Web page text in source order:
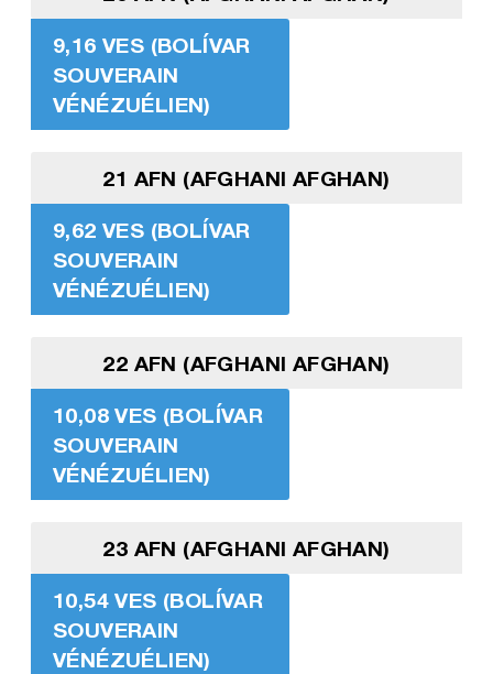
9,16 VES (BOLÍVAR
SOUVERAIN
VÉNÉZUÉLIEN)
21 AFN (AFGHANI AFGHAN)
9,62 VES (BOLÍVAR
SOUVERAIN
VÉNÉZUÉLIEN)
22 AFN (AFGHANI AFGHAN)
10,08 VES (BOLÍVAR
SOUVERAIN
VÉNÉZUÉLIEN)
23 AFN (AFGHANI AFGHAN)
10,54 VES (BOLÍVAR
SOUVERAIN
VÉNÉZUÉLIEN)